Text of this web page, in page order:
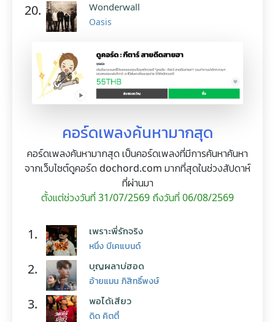
20. Wonderwall
Oasis
คอร์ดเพลงค้นหามากสุด
คอร์ดเพลงค้นหามากสุด เป็นคอร์ดเพลงที่มีการค้นหาค้นหา
จากเว็บไซต์ดูคอร์ด dochord.com มากที่สุดในช่วงสัปดาห์
ที่ผ่านมา
ตั้งแต่ช่วงวันที่ 31/07/2569 ถึงวันที่ 06/08/2569
1. เพราะพี่รักจริง
หนึ่ง บีเคแบนด์
2. บุญผลาบ่ฮอด
อ้ายแมน ภิสิทธิ์พงษ์
3. พอได้เสียว
ดิด คิตตี้